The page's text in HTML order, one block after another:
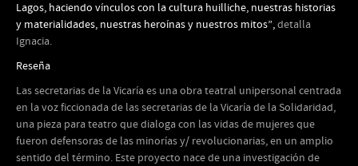
Lagos, haciendo vínculos con la cultura huilliche, nuestras historias
y materialidades, nuestras heroínas y nuestros mitos”,detalla
Ignacia.
Reseña
Las secretarias de la Vicaría es una obra teatral unipersonal centrada
en la voz ficcionada de las secretarias de la Vicaría de la Solidaridad,
una pieza para teatro que dialoga con las vidas de mujeres que
fueron defensoras de las minorías y/ revolucionarias, en un amplio
sentido del término. Este proyecto nace de una investigación de